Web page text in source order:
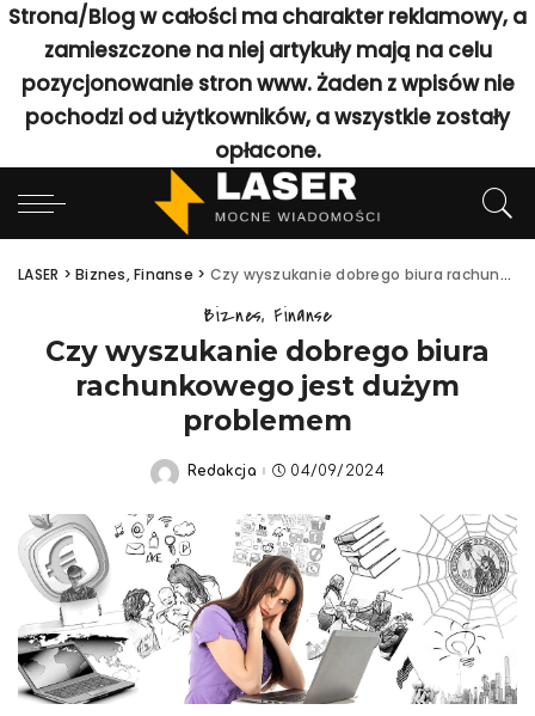
Strona/Blog w całości ma charakter reklamowy, a
zamieszczone na niej artykuły mają na celu
pozycjonowanie stron www. Żaden z wpisów nie
pochodzi od użytkowników, a wszystkie zostały
opłacone.
LASER >Biznes, Finanse > Czy wyszukanie dobrego biura rachunkowego jest dużym problemem
Biznes, Finanse
Czy wyszukanie dobrego biura
rachunkowego jest dużym
problemem
Posted
Redakcja 04/09/2024